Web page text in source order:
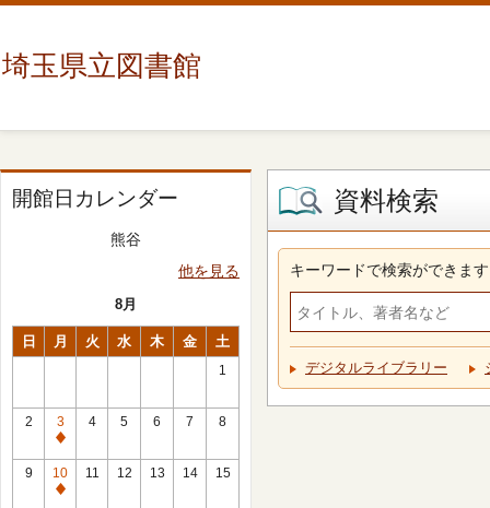
埼玉県立図書館
開館日カレンダー
熊谷
他を見る
8月
日 月 火 水 木 金 土
1
2
3
休
館
日
4 5 6 7 8
9
10
休
11 12 13 14 15
資料検索
キーワードで検索ができます
デジタルライブラリー